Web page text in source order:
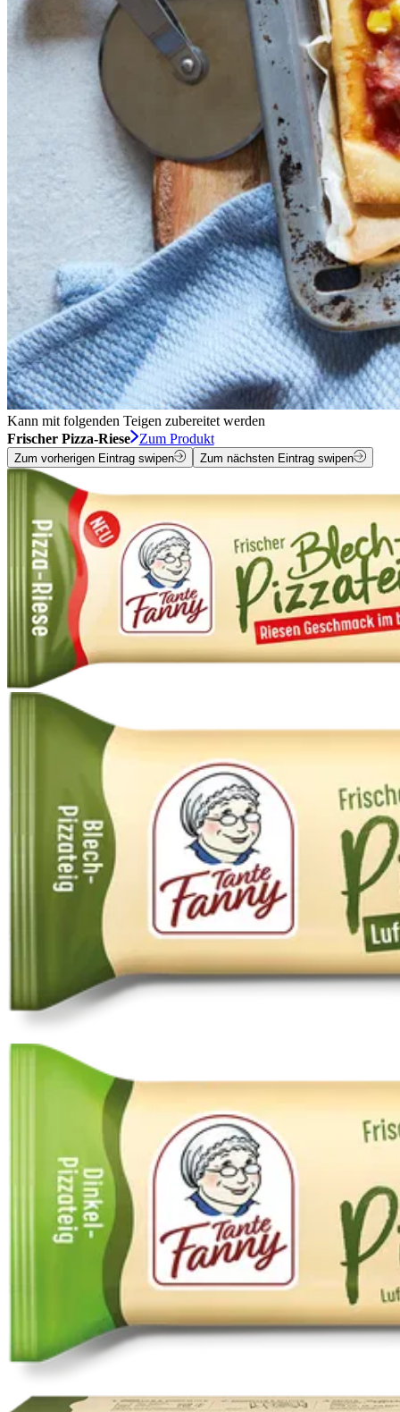
Kann mit folgenden Teigen zubereitet werden
Frischer Pizza-Riese
Zum Produkt
Zum vorherigen Eintrag swipen Zum nächsten Eintrag swipen